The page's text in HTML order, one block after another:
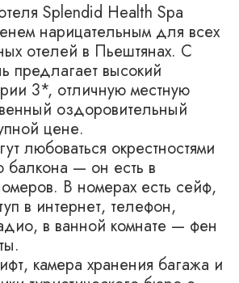
Splendid Health Spa
нарицательным для всех
отелей в Пьештянах. С
предлагает высокий
3*, отличную местную
оздоровительный
цене.
любоваться окрестностями
балкона — он есть в
В номерах есть сейф,
в интернет, телефон,
в ванной комнате — фен
камера хранения багажа и